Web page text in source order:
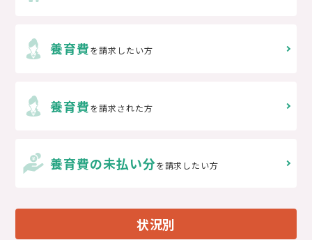
養育費を請求したい方
養育費を請求された方
養育費の未払い分を請求したい方
状況別